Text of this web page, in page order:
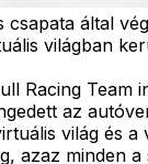
csapata által
világban
Racing Team
az
világ és a
azaz minden